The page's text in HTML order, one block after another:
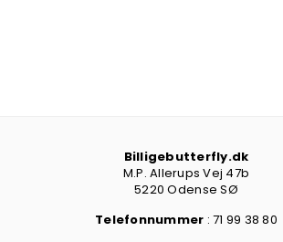
Billigebutterfly.dk
M.P. Allerups Vej 47b
5220 Odense SØ
Telefonnummer : 71 99 38 80